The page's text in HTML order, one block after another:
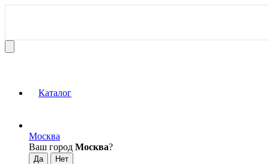
Каталог
Москва
Ваш город Москва?